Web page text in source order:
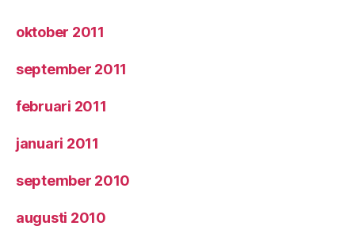
oktober 2011
september 2011
februari 2011
januari 2011
september 2010
augusti 2010